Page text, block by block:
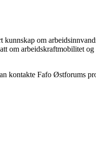
kunnskap om
om arbeidskraftmobilitet
kontakte Fafo Østforums